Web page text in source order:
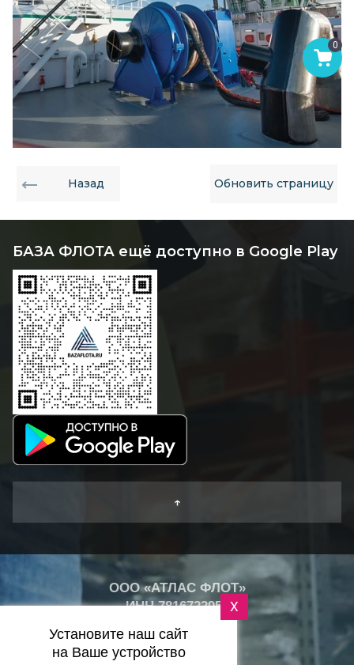
0
Назад Обновить страницу
БАЗА ФЛОТА ещё доступно в Google Play
↑
ООО «АТЛАС ФЛОТ»
ИНН7816722959
+26
°
C
X
Установите наш сайт
на Ваше устройство